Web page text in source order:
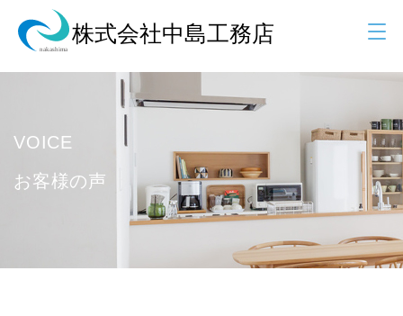
VOICE
お客様の声